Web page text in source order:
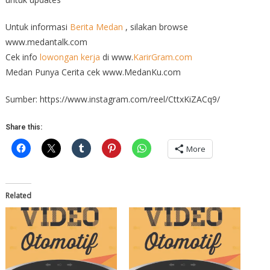
Untuk informasi Berita Medan , silakan browse
www.medantalk.com
Cek info lowongan kerja di www.KarirGram.com
Medan Punya Cerita cek www.MedanKu.com
Sumber: https://www.instagram.com/reel/CttxKiZACq9/
Share this:
More
Related